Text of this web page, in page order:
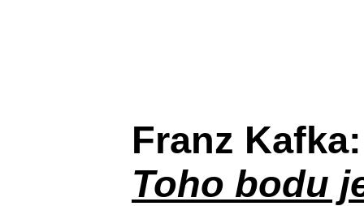
Franz Kafka:
Toho bodu